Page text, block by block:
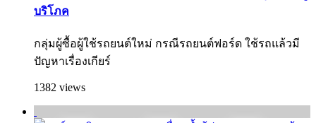
บริโภค
กลุ่มผู้ซื้อผู้ใช้รถยนต์ใหม่ กรณีรถยนต์ฟอร์ด ใช้รถแล้วมี
ปัญหาเรื่องเกียร์
1382 views